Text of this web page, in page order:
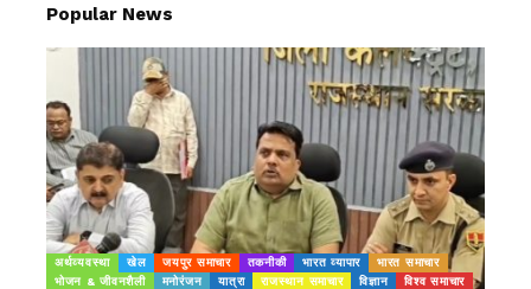
Popular News
अर्थव्यवस्था खेल जयपुर समाचार तकनीकी भारत व्यापार
भारत समाचार
भोजन & जीवनशैली
मनोरंजन यात्रा राजस्थान समाचार विज्ञान
विश्व समाचार